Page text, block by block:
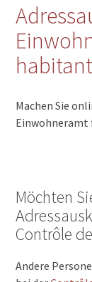
Machen Sie
Einwohneramt
Möchten
Contrôle
Andere